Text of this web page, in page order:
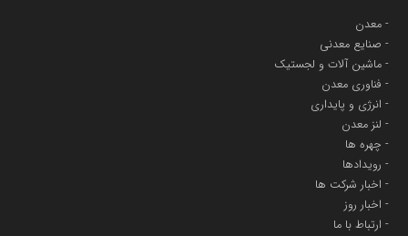
معدن
صنایع معدنی
ماشین آلات و لجستیک
فناوری معدن
انرژی و پایداری
لنز معدن
چهره ها
رویدادها
اخبار شرکت ها
اخبار روز
ارتباط با ما